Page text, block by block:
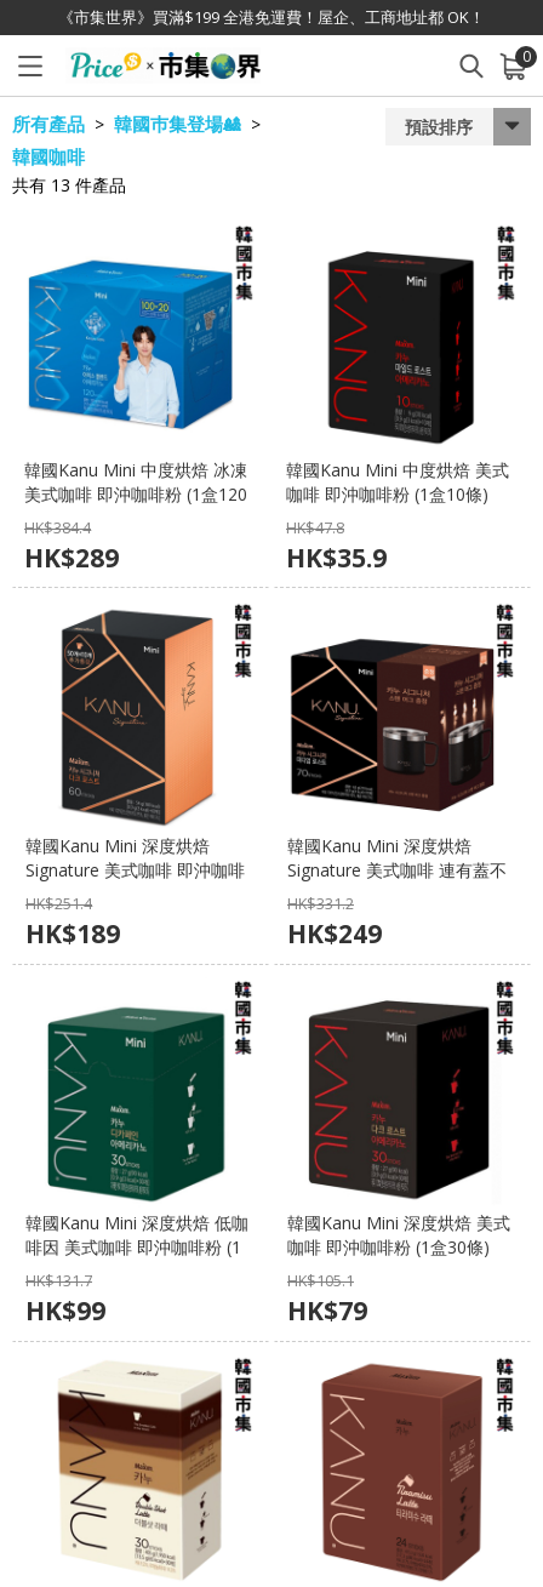
《市集世界》買滿$199 全港免運費！屋企、工商地址都 OK！
0
已加入購物車 查看
所有產品 > 韓國巿集登場🎎 >
韓國咖啡
共有 13 件產品
預設排序
韓國Kanu Mini 中度烘焙 冰凍
美式咖啡 即沖咖啡粉 (1盒120
條)【市集世界 - 韓國市集】
HK$384.4
HK$289
韓國Kanu Mini 中度烘焙 美式
咖啡 即沖咖啡粉 (1盒10條)
【市集世界 - 韓國市集】
HK$47.8
HK$35.9
韓國Kanu Mini 深度烘焙
Signature 美式咖啡 即沖咖啡
粉 (1盒60條)【市集世界 - 韓國
市集】
HK$251.4
HK$189
韓國Kanu Mini 深度烘焙
Signature 美式咖啡 連有蓋不
銹鋼咖啡杯套裝(1盒70條)【市
集世界 - 韓國市集】
HK$331.2
HK$249
韓國Kanu Mini 深度烘焙 低咖
啡因 美式咖啡 即沖咖啡粉 (1
盒30條)【市集世界 - 韓國市
集】
HK$131.7
HK$99
韓國Kanu Mini 深度烘焙 美式
咖啡 即沖咖啡粉 (1盒30條)
【市集世界 - 韓國市集】
HK$105.1
HK$79